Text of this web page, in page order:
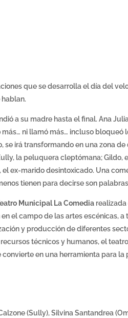
que se desarrolla el día del
a su madre hasta el final. Ana
ni llamó más… incluso bloqueó
se irá transformando en una zona
la peluquera cleptómana; Gildo,
ex-marido desintoxicado. Una
tienen para decirse son
Municipal La Comedia
el campo de las artes escénicas,
y producción de diferentes
técnicos y humanos, el
en una herramienta para
(Sully), Silvina Santandrea